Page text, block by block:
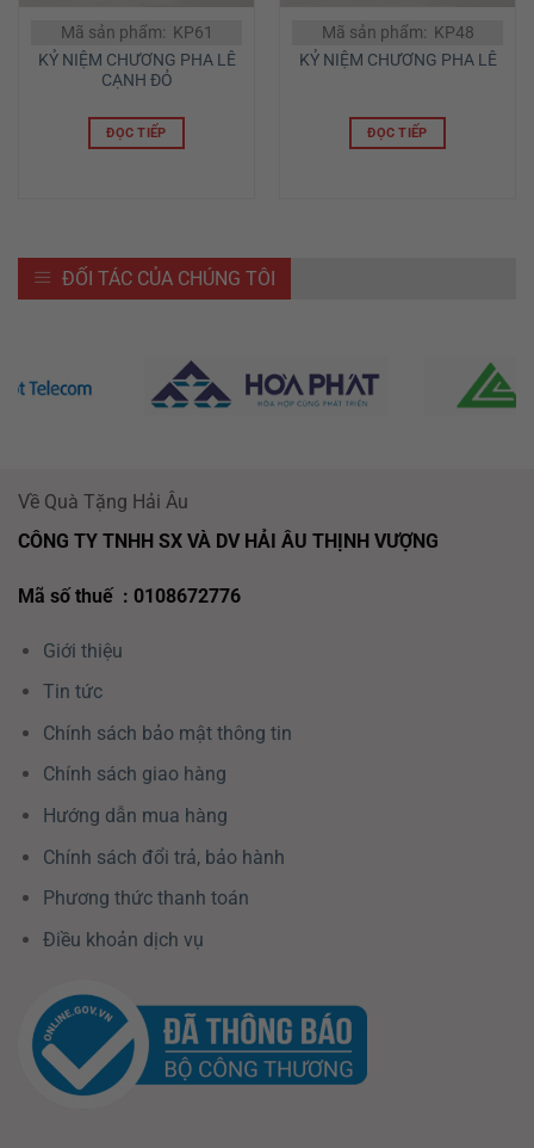
Mã sản phẩm: KP61
KỶ NIỆM CHƯƠNG PHA LÊ
CẠNH ĐỎ
ĐỌC TIẾP
Mã sản phẩm: KP48
KỶ NIỆM CHƯƠNG PHA LÊ
ĐỌC TIẾP
ĐỐI TÁC CỦA CHÚNG TÔI
Về Quà Tặng Hải Âu
CÔNG TY TNHH SX VÀ DV HẢI ÂU THỊNH VƯỢNG
Mã số thuế : 0108672776
Giới thiệu
Tin tức
Chính sách bảo mật thông tin
Chính sách giao hàng
Hướng dẫn mua hàng
Chính sách đổi trả, bảo hành
Phương thức thanh toán
Điều khoản dịch vụ